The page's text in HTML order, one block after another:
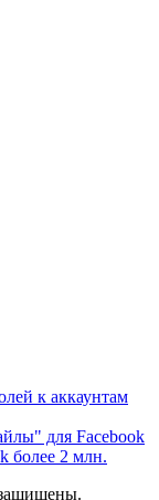
к аккаунтам
для Facebook
более 2 млн.